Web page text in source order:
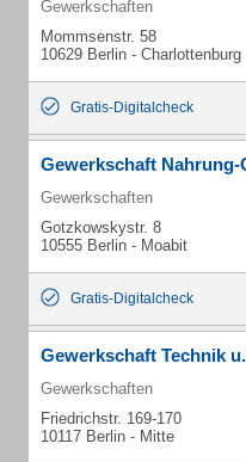
Gewerkschaften
Mommsenstr. 58
10629 Berlin - Charlottenburg
Gratis-Digitalcheck
Gewerkschaft
Gewerkschaften
Gotzkowskystr. 8
10555 Berlin - Moabit
Gratis-Digitalcheck
Gewerkschaft Technik
Gewerkschaften
Friedrichstr. 169-170
10117 Berlin - Mitte